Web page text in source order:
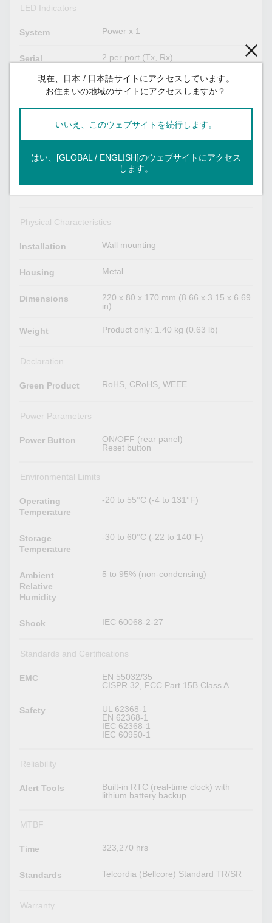
LED Indicators
System Power x 1
Serial 2 per port (Tx, Rx)
Serial Signals
TxD, RxD, RTS, CTS, GND
RS-485-4w Tx+, Tx-, Rx+, Rx-, GND
Tx+, Tx-, Rx+, Rx-, GND
Physical Characteristics
Installation Wall mounting
Housing Metal
Dimensions
220 x 80 x 170 mm (8.66 x 3.15 x 6.69
in)
Weight Product only: 1.40 kg (0.63 lb)
Declaration
Green Product RoHS, CRoHS, WEEE
Power Parameters
Power Button
ON/OFF (rear panel)
Reset button
Environmental Limits
Operating
Temperature
-20 to 55°C (-4 to 131°F)
Storage
Temperature
-30 to 60°C (-22 to 140°F)
Ambient
Relative
Humidity
5 to 95% (non-condensing)
Shock IEC 60068-2-27
Standards and Certifications
EMC
EN 55032/35
CISPR 32, FCC Part 15B Class A
Safety
UL 62368-1
EN 62368-1
IEC 62368-1
IEC 60950-1
Reliability
Alert Tools
Built-in RTC (real-time clock) with
lithium battery backup
MTBF
Time 323,270 hrs
Standards Telcordia (Bellcore) Standard TR/SR
Warranty
現在、日本 / 日本語サイトにアクセスしています。
お住まいの地域のサイトにアクセスしますか？
いいえ、このウェブサイトを続行します。
はい、[GLOBAL / ENGLISH]のウェブサイトにアクセス
します。